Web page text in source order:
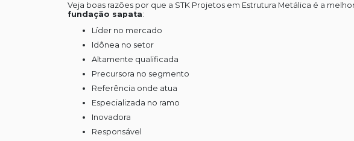
Veja boas razões por que a STK Projetos em Estrutura Metálica é a
fundação sapata:
líder no mercado
idônea no setor
altamente qualificada
precursora no segmento
referência onde atua
especializada no ramo
inovadora
responsável